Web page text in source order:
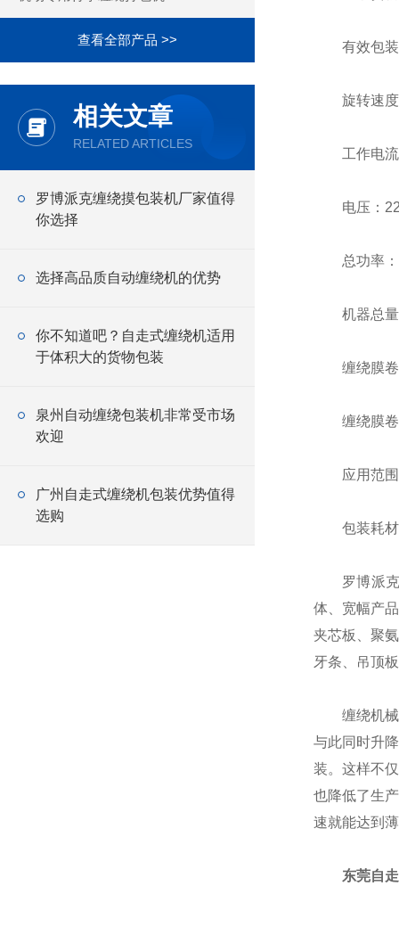
查看全部产品 >>
相关文章
RELATED ARTICLES
罗博派克缠绕摸包装机厂家值得
你选择
选择高品质自动缠绕机的优势
你不知道吧？自走式缠绕机适用
于体积大的货物包装
泉州自动缠绕包装机非常受市场
欢迎
广州自走式缠绕机包装优势值得
选购
有效包装
旋转速度
工作电流
电压：
总功率：
机器总量
缠绕膜卷
缠绕膜卷
应用范围
包装耗材
罗博派克
体、宽幅产
夹芯板、聚
牙条、吊顶
缠绕机械工
与此同时升
装。这样不
也降低了生
速就能达到
东莞自